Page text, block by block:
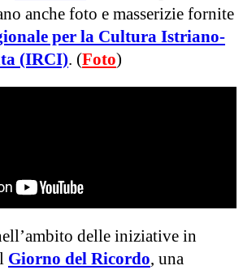
anche foto e masserizie fornite
per la Cultura Istriano-
(IRCI). (Foto)
delle iniziative in
Giorno del Ricordo, una